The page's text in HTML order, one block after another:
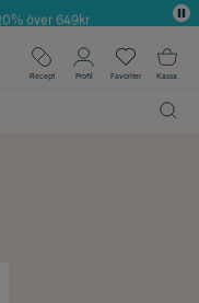
över 649kr
Recept Profil Favoriter Kassa